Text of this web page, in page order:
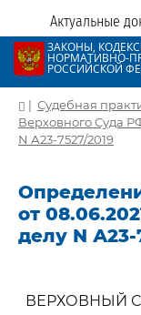
Актуальные
ЗАКОНЫ,
НОРМАТИВНО-
РОССИЙСКОЙ
| Судебная
Верховного Суда
N А23-7527/2019
от
делу N А23-
ВЕРХОВНЫЙ